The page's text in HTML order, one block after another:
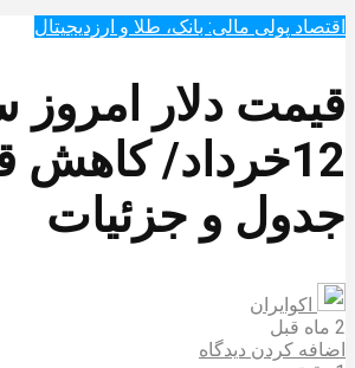
اقتصاد پولی مالی: بانک، طلا و ارزدیجیتال‌
قیمت دلار امروز
12خرداد/
جدول و جزئیات
اکوایران
2 ماه قبل
اضافه کردن دیدگاه